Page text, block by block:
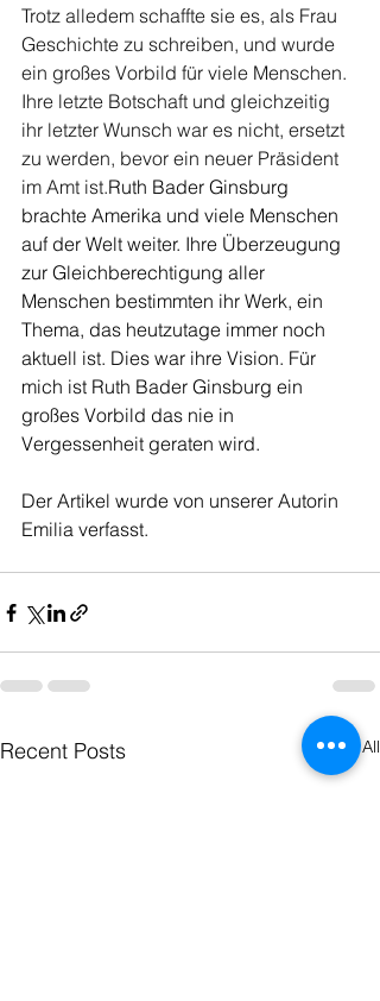
Trotz alledem schaffte sie es, als Frau
Geschichte zu schreiben, und wurde
ein großes Vorbild für viele Menschen.
Ihre letzte Botschaft und gleichzeitig
ihr letzter Wunsch war es nicht, ersetzt
zu werden, bevor ein neuer Präsident
im Amt ist.Ruth Bader Ginsburg
brachte Amerika und viele Menschen
auf der Welt weiter. Ihre Überzeugung
zur Gleichberechtigung aller
Menschen bestimmten ihr Werk, ein
Thema, das heutzutage immer noch
aktuell ist. Dies war ihre Vision. Für
mich ist Ruth Bader Ginsburg ein
großes Vorbild das nie in
Vergessenheit geraten wird.
Der Artikel wurde von unserer Autorin
Emilia verfasst.
Recent Posts See All